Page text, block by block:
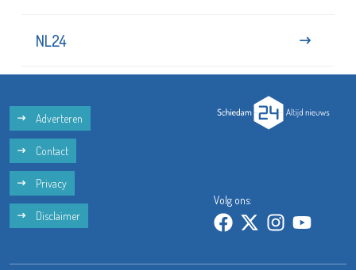
NL24
Adverteren
Contact
Privacy
Disclaimer
Volg ons: